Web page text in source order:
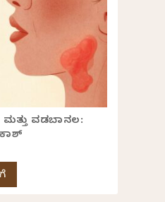
ಮತ್ತು ವಡಬಾನಲ: